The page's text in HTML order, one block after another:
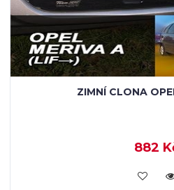
ZIMNÍ CLONA
882